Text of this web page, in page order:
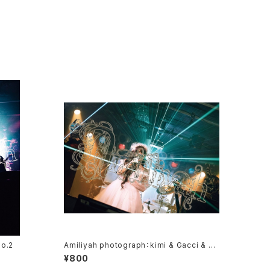
Amiliyah photograph：kimi & Gacci & W
ester No.1～No.3
¥800